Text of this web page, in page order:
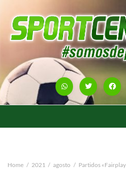
Home 2021 agosto Partidos